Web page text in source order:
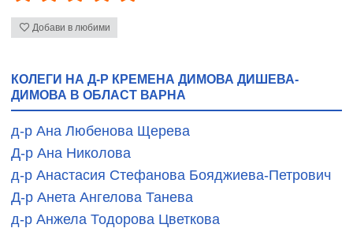
Добави в любими
КОЛЕГИ НА Д-Р КРЕМЕНА ДИМОВА ДИШЕВА-
ДИМОВА В ОБЛАСТ ВАРНА
д-р Ана Любенова Щерева
Д-р Ана Николова
д-р Анастасия Стефанова Бояджиева-Петрович
Д-р Анета Ангелова Танева
д-р Анжела Тодорова Цветкова